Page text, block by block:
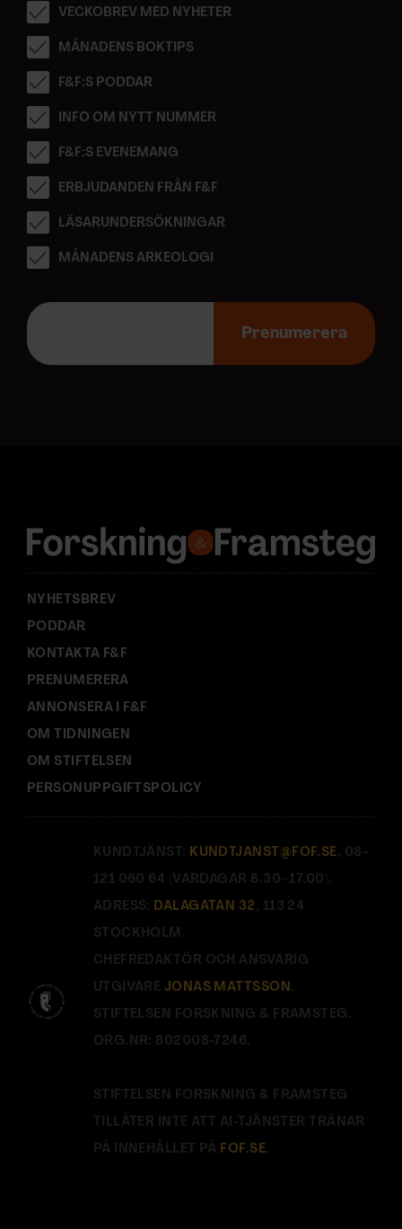
VECKOBREV MED NYHETER
MÅNADENS BOKTIPS
F&F:S PODDAR
INFO OM NYTT NUMMER
F&F:S EVENEMANG
ERBJUDANDEN FRÅN F&F
LÄSARUNDERSÖKNINGAR
MÅNADENS ARKEOLOGI
E
p
s
:
Prenumerera
NYHETSBREV
PODDAR
KONTAKTA F&F
PRENUMERERA
ANNONSERA I F&F
OM TIDNINGEN
OM STIFTELSEN
PERSONUPPGIFTSPOLICY
KUNDTJÄNST: KUNDTJANST@FOF.SE , 08-
121 060 64 (VARDAGAR 8.30–17.00).
ADRESS: DALAGATAN 32 , 113 24
STOCKHOLM.
CHEFREDAKTÖR OCH ANSVARIG
UTGIVARE JONAS MATTSSON .
STIFTELSEN FORSKNING & FRAMSTEG.
ORG.NR: 802008-7246.
STIFTELSEN FORSKNING & FRAMSTEG
TILLÅTER INTE ATT AI-TJÄNSTER TRÄNAR
PÅ INNEHÅLLET PÅ FOF.SE.